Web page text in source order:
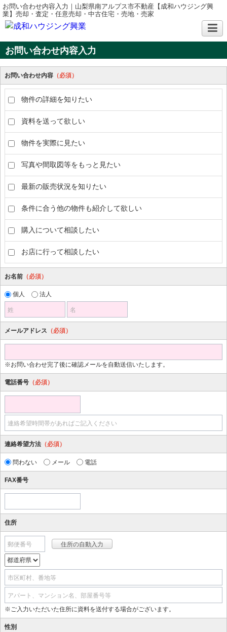
お問い合わせ内容入力｜山梨県南アルプス市不動産【成和ハウジング興
業】売却・査定・任意売却・中古住宅・売地・売家
お問い合わせ内容入力
お問い合わせ内容 （必須）
物件の詳細を知りたい
資料を送って欲しい
物件を実際に見たい
写真や間取図等をもっと見たい
最新の販売状況を知りたい
条件に合う他の物件も紹介して欲しい
購入について相談したい
お店に行って相談したい
お名前 （必須）
個人 法人
姓 名
メールアドレス （必須）
※お問い合わせ完了後に確認メールを自動送信いたします。
電話番号 （必須）
連絡希望時間帯があればご記入ください
連絡希望方法 （必須）
問わない メール 電話
FAX番号
住所
郵便番号
市区町村、番地等
アパート、マンション名、部屋番号等
※ご入力いただいた住所に資料を送付する場合がございます。
性別